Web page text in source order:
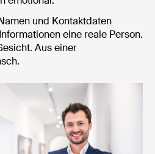
und Kontaktdaten
eine reale Person.
Aus einer